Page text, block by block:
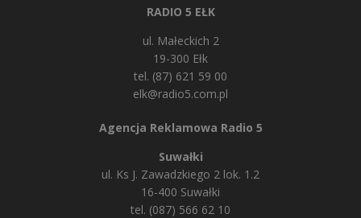
RADIO 5 EŁK
ul. Małeckich 2
19-300 Ełk
tel. (87) 621 59 00
elk@radio5.com.pl
Agencja Reklamowa Radio 5
Suwałki
ul. Ks J. Zawadzkiego 2 lok. 1.2
16-400 Suwałki
tel. (087) 566 62 10